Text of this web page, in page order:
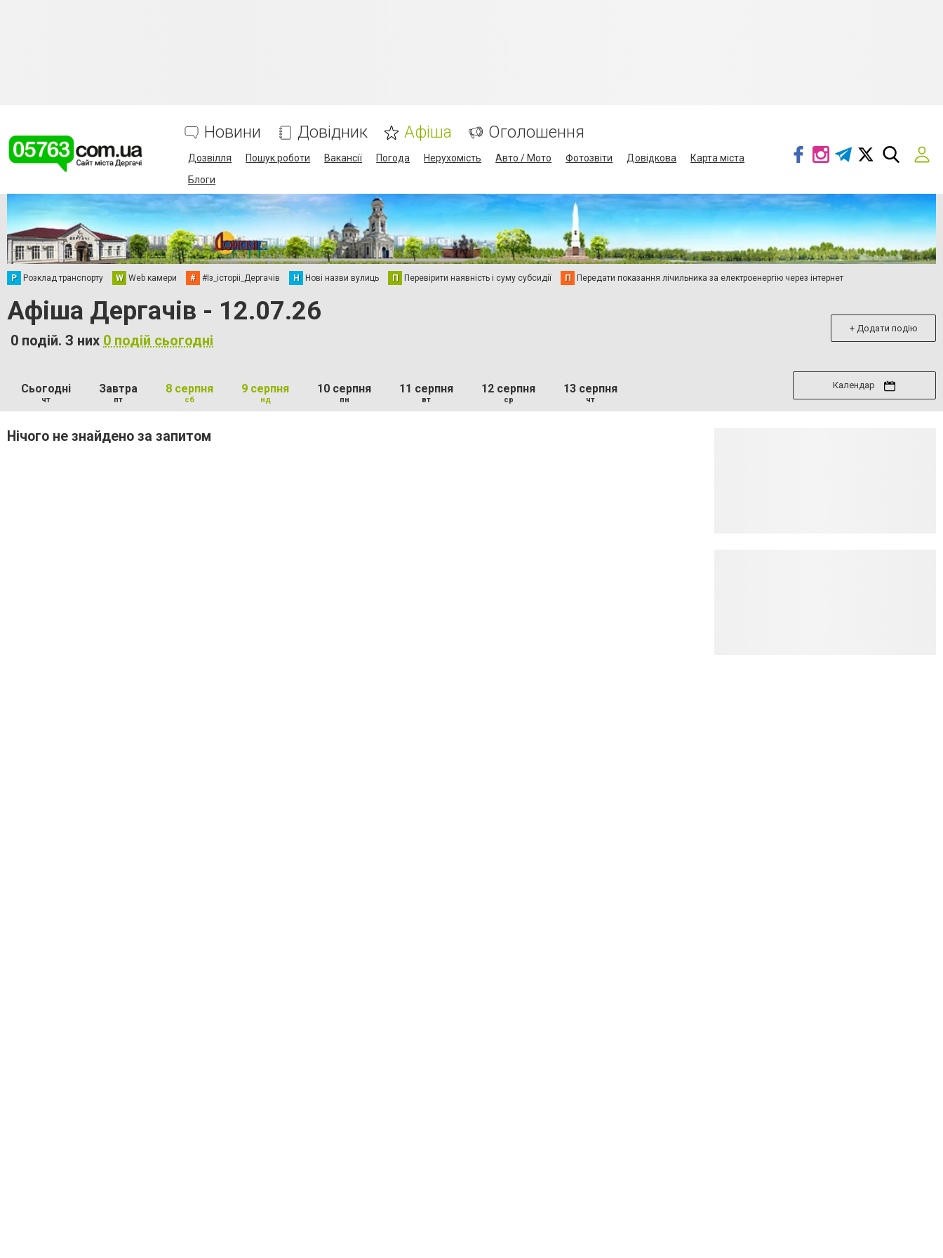
Новини Довідник Афіша Оголошення
Дозвілля Пошук роботи Вакансії Погода Нерухомість Авто / Мото Фотозвіти Довідкова
Карта міста
Блоги
Р Розклад транспорту W Web камери # #Із_історіі_Дергачів Н Нові назви вулиць П Перевірити наявність і суму субсидії П Передати показання лічильника за електроенергію через інтернет
Афіша Дергачів - 12.07.26
0 подій. З них 0 подій сьогодні
+ Додати подію
Сьогодні
чт
Завтра
пт
8 серпня
сб
9 серпня
нд
10 серпня
пн
11 серпня
вт
12 серпня
ср
13 серпня
чт
Календар
Нічого не знайдено за запитом